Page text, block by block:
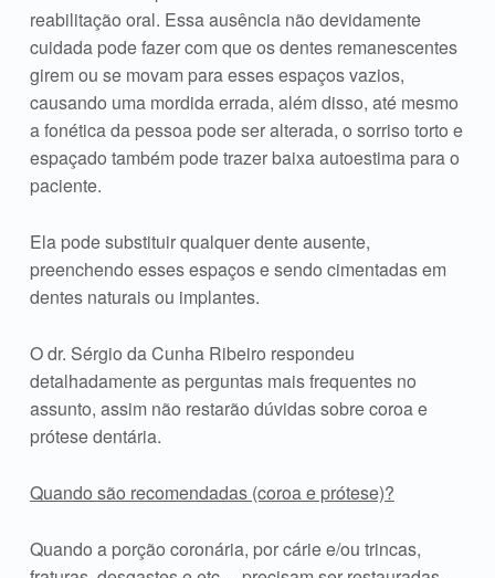
reabilitação oral. Essa ausência não devidamente
cuidada pode fazer com que os dentes remanescentes
girem ou se movam para esses espaços vazios,
causando uma mordida errada, além disso, até mesmo
a fonética da pessoa pode ser alterada, o sorriso torto e
espaçado também pode trazer baixa autoestima para o
paciente.
Ela pode substituir qualquer dente ausente,
preenchendo esses espaços e sendo cimentadas em
dentes naturais ou implantes.
O dr. Sérgio da Cunha Ribeiro respondeu
detalhadamente as perguntas mais frequentes no
assunto, assim não restarão dúvidas sobre coroa e
prótese dentária.
Quando são recomendadas (coroa e prótese)?
Quando a porção coronária, por cárie e/ou trincas,